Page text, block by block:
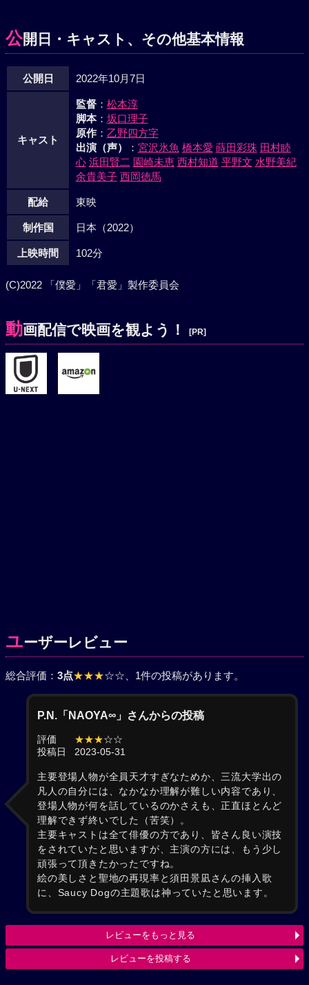
公開日・キャスト、その他基本情報
公開日 2022年10月7日
キャスト
監督： 松本淳
脚本： 坂口理子
原作： 乙野四方字
出演（声）
： 宮沢氷魚 橋本愛 蒔田彩珠 田村睦
心 浜田賢二 園崎未恵 西村知道 平野文 水野美紀
余貴美子 西岡徳馬
配給 東映
制作国 日本（2022）
上映時間 102分
(C)2022 「僕愛」「君愛」製作委員会
動画配信で映画を観よう！ [PR]
ユーザーレビュー
総合評価： 3点★★★☆☆ 、1件の投稿があります。
P.N.「NAOYA∞」さんからの投稿
評価 ★★★☆☆
投稿日
2023-05-31
主要登場人物が全員天才すぎなためか、三流大学出の
凡人の自分には、なかなか理解が難しい内容であり、
登場人物が何を話しているのかさえも、正直ほとんど
理解できず終いでした（苦笑）。
主要キャストは全て俳優の方であり、皆さん良い演技
をされていたと思いますが、主演の方には、もう少し
頑張って頂きたかったですね。
絵の美しさと聖地の再現率と須田景凪さんの挿入歌
に、Saucy Dogの主題歌は神っていたと思います。
レビューをもっと見る
レビューを投稿する